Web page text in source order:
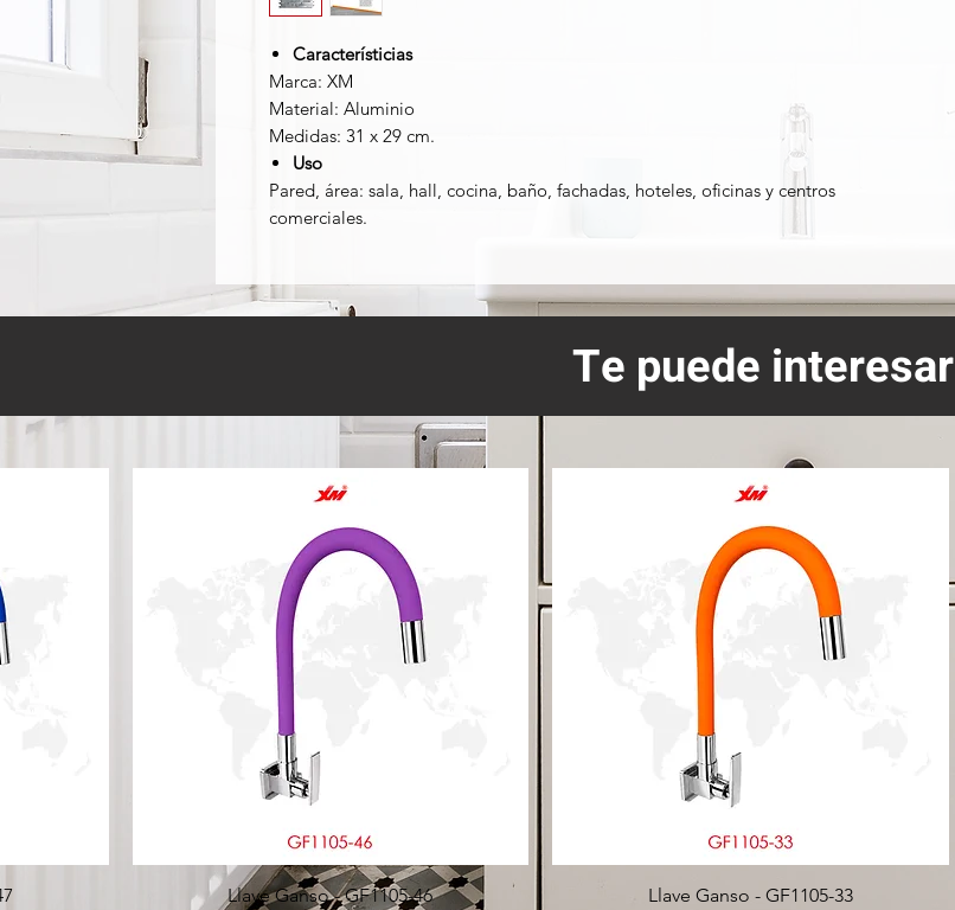
Característicias
Marca: XM
Material: Aluminio
Medidas: 31 x 29 cm.
Uso
Pared, área: sala, hall, cocina, baño, fachadas, hoteles, oficinas y centros
comerciales.
Te puede interesar
Llave Ganso - GF1105-46
Llave Ganso - GF1105-33